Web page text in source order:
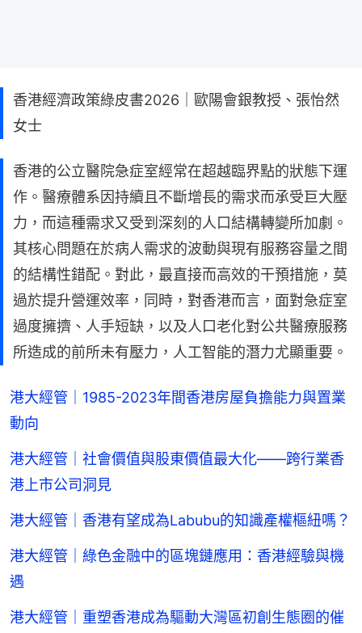
香港經濟政策綠皮書2026｜歐陽會銀教授、張怡然
女士
香港的公立醫院急症室經常在超越臨界點的狀態下運
作。醫療體系因持續且不斷增長的需求而承受巨大壓
力，而這種需求又受到深刻的人口結構轉變所加劇。
其核心問題在於病人需求的波動與現有服務容量之間
的結構性錯配。對此，最直接而高效的干預措施，莫
過於提升營運效率，同時，對香港而言，面對急症室
過度擁擠、人手短缺，以及人口老化對公共醫療服務
所造成的前所未有壓力，人工智能的潛力尤顯重要。
港大經管｜1985-2023年間香港房屋負擔能力與置業
動向
港大經管｜社會價值與股東價值最大化——跨行業香
港上市公司洞見
港大經管｜香港有望成為Labubu的知識產權樞紐嗎？
港大經管｜綠色金融中的區塊鏈應用：香港經驗與機
遇
港大經管｜重塑香港成為驅動大灣區初創生態圈的催